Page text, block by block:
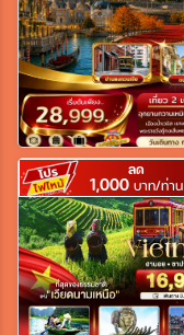
สายการบิน
ตั้งแต่วันที่
ถึงวันที่
เฉพาะเดือน
ลด
1,000 บาท/ท่าน